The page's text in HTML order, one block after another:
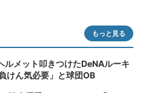
もっと見る
ルメット叩きつけたDeNAルーキ
けん気必要」と球団OB